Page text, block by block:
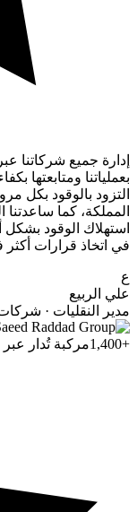
إدارة جميع شركاتنا
بعملياتنا ومتابعتها
التزود بالوقود بكل
المملكة، كما ساعدتنا
استهلاك الوقود
في اتخاذ قرارات أكثر
ع
علي الربيع
مدير النقليات ·
+1,400 مركبة تُدار عبر